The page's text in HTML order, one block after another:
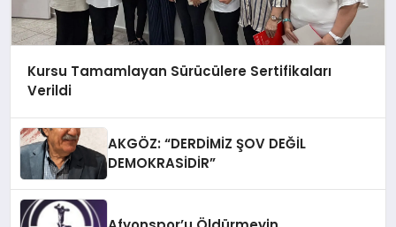
Kursu Tamamlayan Sürücülere Sertifikaları
Verildi
AKGÖZ: “DERDİMİZ ŞOV DEĞİL
DEMOKRASİDİR”